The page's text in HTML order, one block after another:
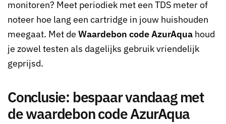
monitoren? Meet periodiek met een TDS meter of
noteer hoe lang een cartridge in jouw huishouden
meegaat. Met de Waardebon code AzurAqua houd
je zowel testen als dagelijks gebruik vriendelijk
geprijsd.
Conclusie: bespaar vandaag met
de waardebon code AzurAqua